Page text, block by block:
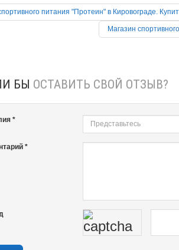
питания "Протеин" в Кировограде.
Магазин
БЫ ОСТАВИТЬ СВОЙ ОТЗЫВ?
*
*